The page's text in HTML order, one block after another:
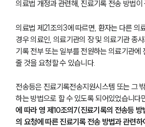
의료법 개정과 관련해, 진료기록 전송 방법이
의료법 제21조의3에 따르면, 환자는 다른 의
경우 의료인, 의료기관의 장 및 의료기관 종
기록 전부 또는 일부를 전원하는 의료기관에
줄 것을 요청할 수 있습니다.
전송등은 진료기록전송지원시스템 또는 그
하는 방법으로 할 수 있도록 되어있었습니다
에 따라 영 제10조의7(진료기록의 전송등
의 요청에 따른 진료기록 전송 방법과 관련하